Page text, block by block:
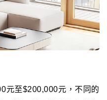
元至$200,000元，不同的